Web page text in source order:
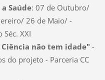
Saúde: 07 de Outubro/
26 de Maio/ -
XXI
não tem idade" -
do projeto - Parceria CC